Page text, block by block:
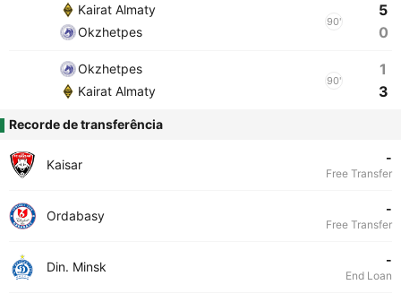
Kairat Almaty
Okzhetpes
90'
5
0
Okzhetpes
Kairat Almaty
90'
1
3
Recorde de transferência
Kaisar -
Free Transfer
Ordabasy -
Free Transfer
Din. Minsk -
End Loan